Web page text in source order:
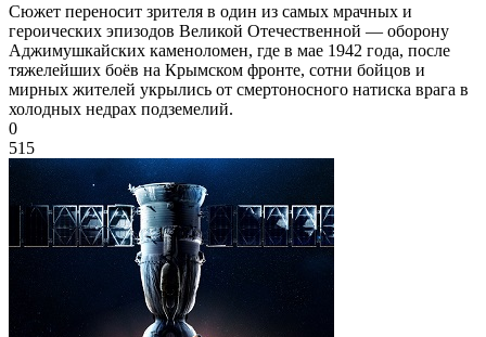
Сюжет переносит зрителя в один из самых мрачных и
героических эпизодов Великой Отечественной — оборону
Аджимушкайских каменоломен, где в мае 1942 года, после
тяжелейших боёв на Крымском фронте, сотни бойцов и
мирных жителей укрылись от смертоносного натиска врага в
холодных недрах подземелий.
0
515